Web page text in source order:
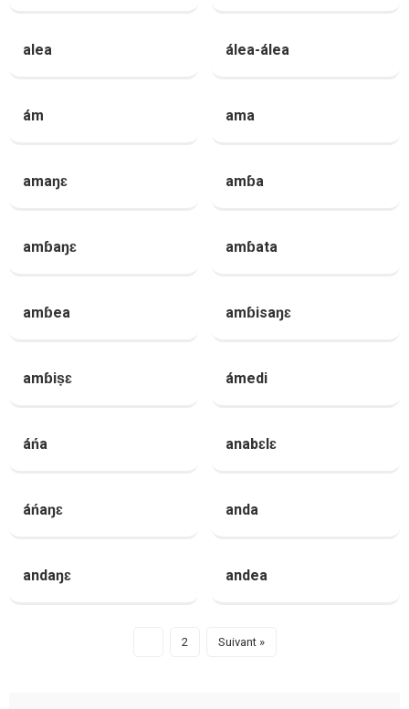
alea álea-álea
ám ama
amaŋɛ amɓa
amɓaŋɛ amɓata
amɓea amɓisaŋɛ
amɓiṣɛ ámedi
áńa anabɛlɛ
áńaŋɛ anda
andaŋɛ andea
2 Suivant »